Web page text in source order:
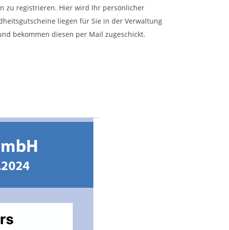
zu registrieren. Hier wird Ihr persönlicher
liegen für Sie in der Verwaltung
bekommen diesen per Mail zugeschickt.